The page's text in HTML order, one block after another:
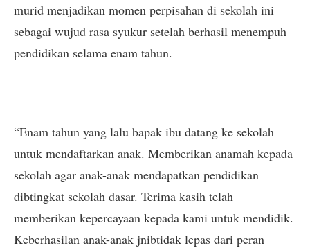
murid menjadikan momen perpisahan di sekolah ini
sebagai wujud rasa syukur setelah berhasil menempuh
pendidikan selama enam tahun.
“Enam tahun yang lalu bapak ibu datang ke sekolah
untuk mendaftarkan anak. Memberikan anamah kepada
sekolah agar anak-anak mendapatkan pendidikan
dibtingkat sekolah dasar. Terima kasih telah
memberikan kepercayaan kepada kami untuk mendidik.
Keberhasilan anak-anak jnibtidak lepas dari peran